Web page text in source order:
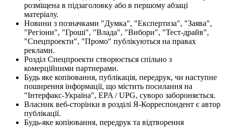
розміщена в підзаголовку або в першому абзаці
матеріалу.
Новини з позначками "Думка", "Експертиза", "Заява",
"Регіони", "Гроші", "Влада", "Вибори", "Тест-драйв",
"Спецпроекти", "Промо" публікуються на правах
реклами.
Розділ Спецпроекти створюється спільно з
комерційними партнерами.
Будь яке копіювання, публікація, передрук, чи наступне
поширення інформації, що містить посилання на
"Інтерфакс-Україна", EPA / UPG, суворо забороняється.
Власник веб-сторінки в розділі Я-Корреспондент є автор
публікації.
Будь-яке копіювання, передрук та відтворення